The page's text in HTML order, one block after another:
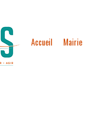
Accueil Mairie